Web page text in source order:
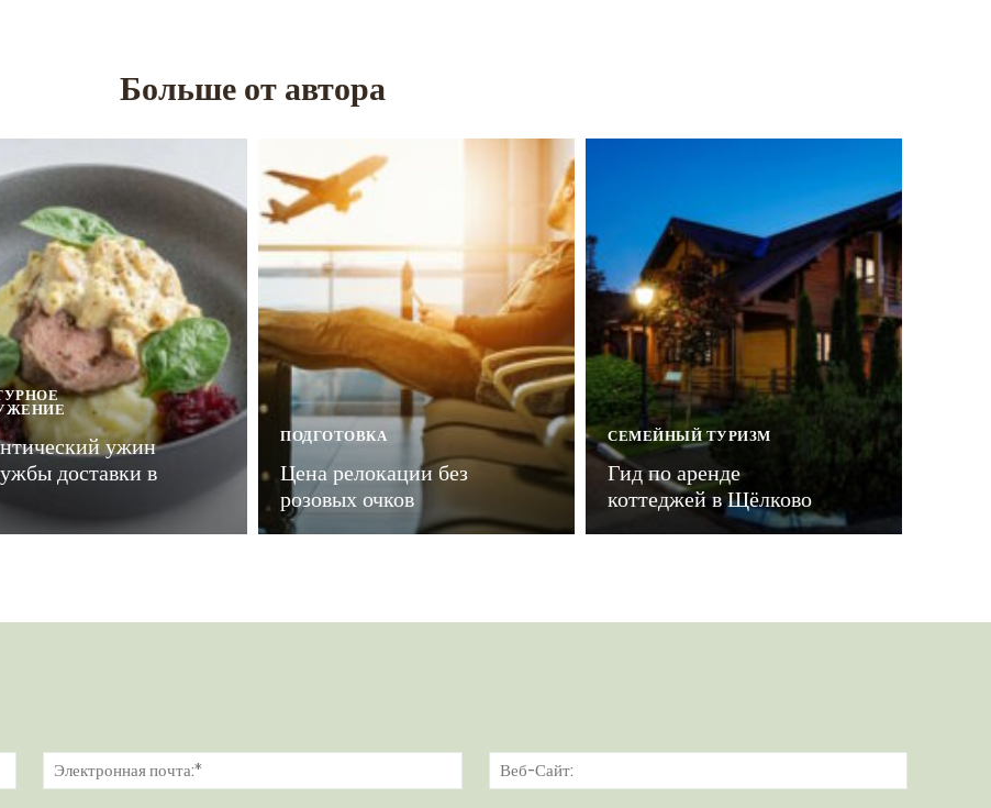
Больше от автора
ужин
доставки в
ПОДГОТОВКА
Цена релокации без
розовых очков
СЕМЕЙНЫЙ ТУРИЗМ
Гид по аренде
коттеджей в Щёлково
Имя:*
Электронная
почта:*
Сайт: